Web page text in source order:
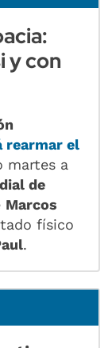
y con
rearmar el
martes a
de
Marcos
físico
.